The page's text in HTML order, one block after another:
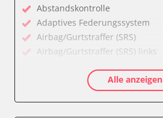
Abstandskontrolle
Adaptives Federungssystem
Airbag/Gurtstraffer (SRS)
Airbag/Gurtstraffer (SRS) links
Aktiver Kollisionsschutz
Anhängersteuergerät
Alle anzeigen